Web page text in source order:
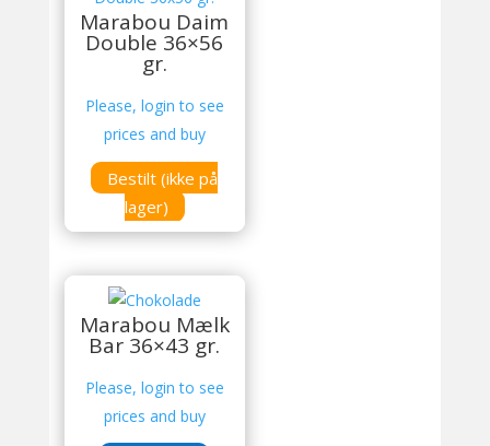
Marabou Daim
Double 36×56
gr.
Please, login to see
prices and buy
Bestilt (ikke på
lager)
Marabou Mælk
Bar 36×43 gr.
Please, login to see
prices and buy